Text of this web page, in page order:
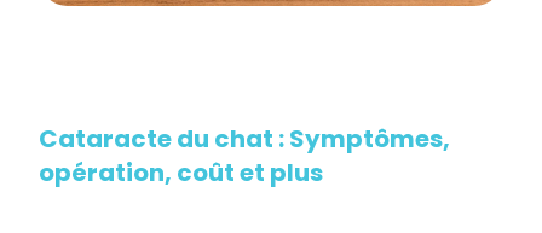
Cataracte du chat : Symptômes,
opération, coût et plus